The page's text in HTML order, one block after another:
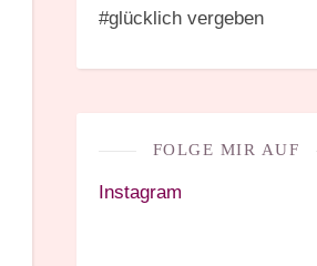
#glücklich vergeben
FOLGE MIR AUF
Instagram